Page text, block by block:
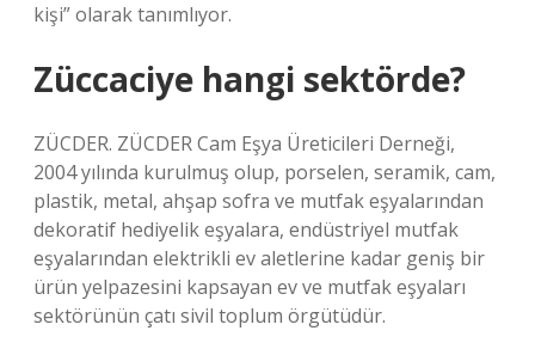
kişi” olarak tanımlıyor.
Züccaciye hangi sektörde?
ZÜCDER. ZÜCDER Cam Eşya Üreticileri Derneği,
2004 yılında kurulmuş olup, porselen, seramik, cam,
plastik, metal, ahşap sofra ve mutfak eşyalarından
dekoratif hediyelik eşyalara, endüstriyel mutfak
eşyalarından elektrikli ev aletlerine kadar geniş bir
ürün yelpazesini kapsayan ev ve mutfak eşyaları
sektörünün çatı sivil toplum örgütüdür.